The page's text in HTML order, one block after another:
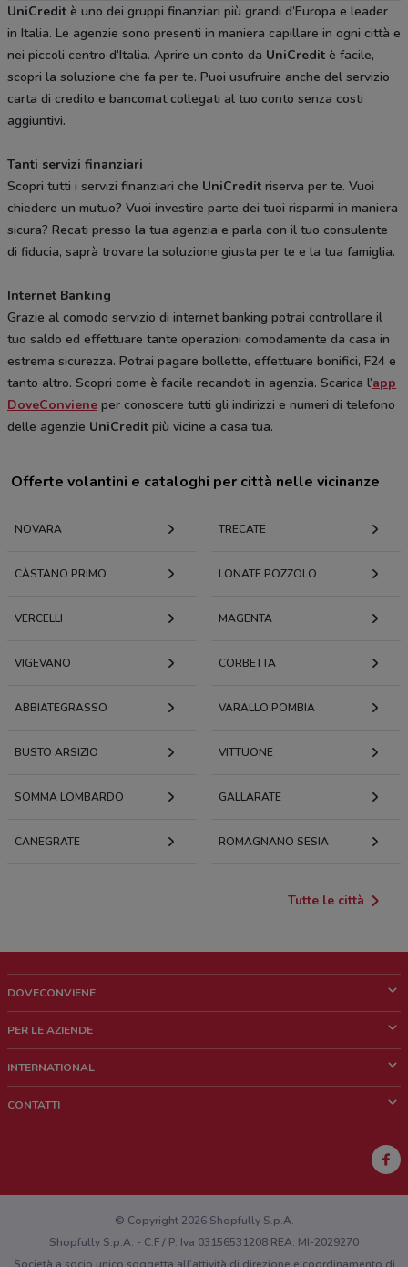
UniCredit è uno dei gruppi finanziari più grandi d’Europa e leader
in Italia. Le agenzie sono presenti in maniera capillare in ogni città e
nei piccoli centro d’Italia. Aprire un conto da UniCredit è facile,
scopri la soluzione che fa per te. Puoi usufruire anche del servizio
carta di credito e bancomat collegati al tuo conto senza costi
aggiuntivi.
Tanti servizi finanziari
Scopri tutti i servizi finanziari che UniCredit riserva per te. Vuoi
chiedere un mutuo? Vuoi investire parte dei tuoi risparmi in maniera
sicura? Recati presso la tua agenzia e parla con il tuo consulente
di fiducia, saprà trovare la soluzione giusta per te e la tua famiglia.
Internet Banking
Grazie al comodo servizio di internet banking potrai controllare il
tuo saldo ed effettuare tante operazioni comodamente da casa in
estrema sicurezza. Potrai pagare bollette, effettuare bonifici, F24 e
tanto altro. Scopri come è facile recandoti in agenzia. Scarica l’app
DoveConviene per conoscere tutti gli indirizzi e numeri di telefono
delle agenzie UniCredit più vicine a casa tua.
Offerte volantini e cataloghi per città nelle vicinanze
NOVARA TRECATE
CÀSTANO PRIMO LONATE POZZOLO
VERCELLI MAGENTA
VIGEVANO CORBETTA
ABBIATEGRASSO VARALLO POMBIA
BUSTO ARSIZIO VITTUONE
SOMMA LOMBARDO GALLARATE
CANEGRATE ROMAGNANO SESIA
Tutte le città
DOVECONVIENE
Chi siamo
Lavora con noi
PER LE AZIENDE
Richieste commerciali e marketing
INTERNATIONAL
CONTATTI
Hai un malfunzionamento sul web o sull'app?
© Copyright 2026 Shopfully S.p.A.
Shopfully S.p.A. - C.F / P. Iva 03156531208 REA: MI-2029270